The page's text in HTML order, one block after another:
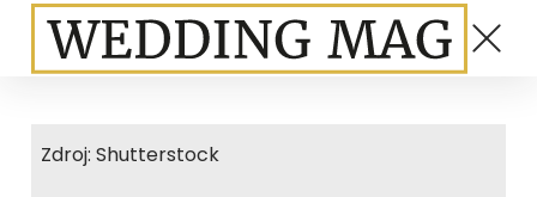
Zdroj: Shutterstock